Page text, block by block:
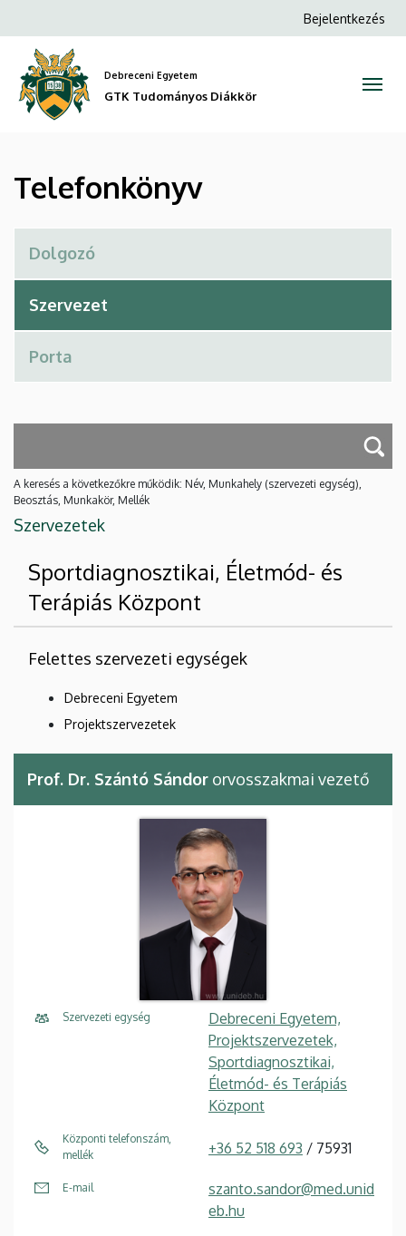
GTK
Tudományos
Diákkör
a
tartalomra
Anonim
Bejelentkezés
Debreceni Egyetem
GTK Tudományos Diákkör
Telefonkönyv
A keresés a következőkre működik: Név, Munkahely (szervezeti egység),
Beosztás, Munkakör, Mellék
Szervezetek
Sportdiagnosztikai, Életmód- és
Terápiás Központ
Felettes szervezeti egységek
Debreceni Egyetem
Projektszervezetek
Prof. Dr. Szántó Sándor orvosszakmai vezető
Szervezeti egység
Debreceni Egyetem,
Projektszervezetek,
Sportdiagnosztikai,
Életmód- és Terápiás
Központ
Központi telefonszám,
mellék
+36 52 518 693 / 75931
E-mail
szanto.sandor@med.unid
eb.hu